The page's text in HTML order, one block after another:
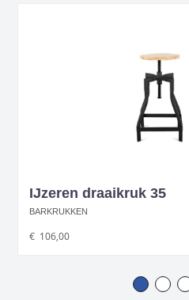
IJzeren draaikruk 35
BARKRUKKEN
€ 106,00